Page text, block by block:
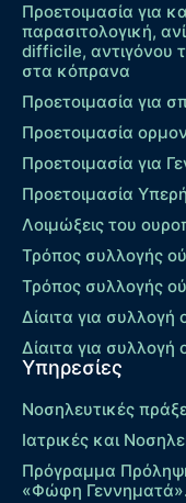
Προετοιμασία για
παρασιτολογική,
difficile, αντιγόνου
στα κόπρανα
Προετοιμασία για
Προετοιμασία
Προετοιμασία για
Προετοιμασία
Λοιμώξεις του
Τρόπος συλλογής
Τρόπος συλλογής
Δίαιτα για
Δίαιτα για
Υπηρεσίες
Νοσηλευτικές
Ιατρικές και
Πρόγραμμα
«Φώφη Γεννηματά».